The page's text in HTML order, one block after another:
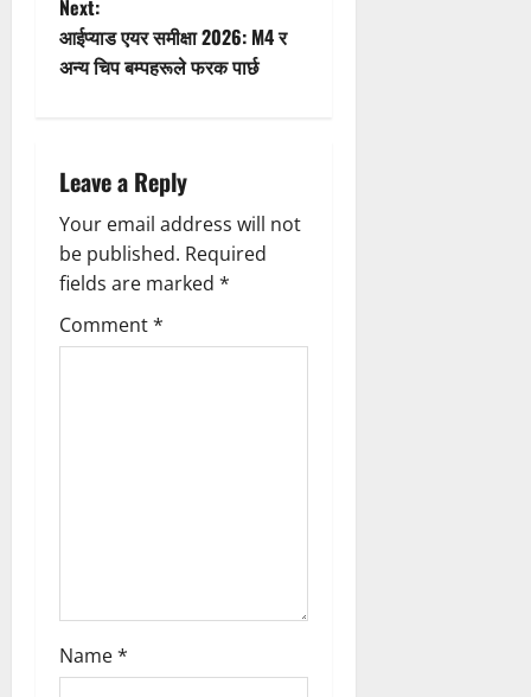
s
t
a
v
i
g
Next:
आईप्याड एयर समीक्षा 2026: M4 र
अन्य चिप बम्पहरूले फरक पार्छ
Leave a Reply
Your email address will not
be published. Required
fields are marked *
Comment*
Name*